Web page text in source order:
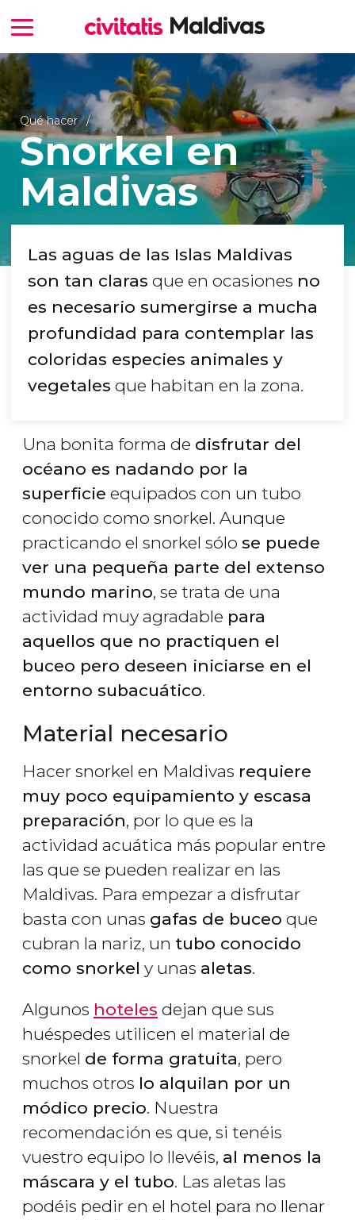
Qué hacer
Snorkel en
Maldivas
Las aguas de las Islas Maldivas
son tan claras que en ocasiones no
es necesario sumergirse a mucha
profundidad para contemplar las
coloridas especies animales y
vegetales que habitan en la zona.
Una bonita forma de disfrutar del
océano es nadando por la
superficie equipados con un tubo
conocido como snorkel. Aunque
practicando el snorkel sólo se puede
ver una pequeña parte del extenso
mundo marino, se trata de una
actividad muy agradable para
aquellos que no practiquen el
buceo pero deseen iniciarse en el
entorno subacuático.
Material necesario
Hacer snorkel en Maldivas requiere
muy poco equipamiento y escasa
preparación, por lo que es la
actividad acuática más popular entre
las que se pueden realizar en las
Maldivas. Para empezar a disfrutar
basta con unas gafas de buceo que
cubran la nariz, un tubo conocido
como snorkel y unas aletas.
Algunos hoteles dejan que sus
huéspedes utilicen el material de
snorkel de forma gratuita, pero
muchos otros lo alquilan por un
módico precio. Nuestra
recomendación es que, si tenéis
vuestro equipo lo llevéis, al menos la
máscara y el tubo. Las aletas las
podéis pedir en el hotel para no llenar